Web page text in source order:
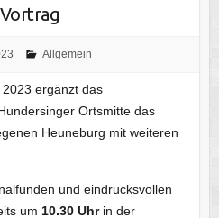
Allgemein
ergänzt das
Ortsmitte das
Heuneburg mit weiteren
und eindrucksvollen
um 10.30 Uhrin der